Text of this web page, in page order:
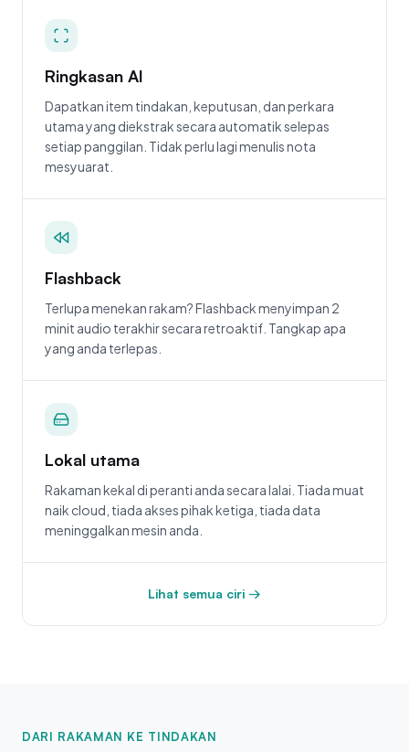
Ringkasan AI
Dapatkan item tindakan, keputusan, dan perkara
utama yang diekstrak secara automatik selepas
setiap panggilan. Tidak perlu lagi menulis nota
mesyuarat.
Flashback
Terlupa menekan rakam? Flashback menyimpan 2
minit audio terakhir secara retroaktif. Tangkap apa
yang anda terlepas.
Lokal utama
Rakaman kekal di peranti anda secara lalai. Tiada muat
naik cloud, tiada akses pihak ketiga, tiada data
meninggalkan mesin anda.
Lihat semua ciri →
DARI RAKAMAN KE TINDAKAN